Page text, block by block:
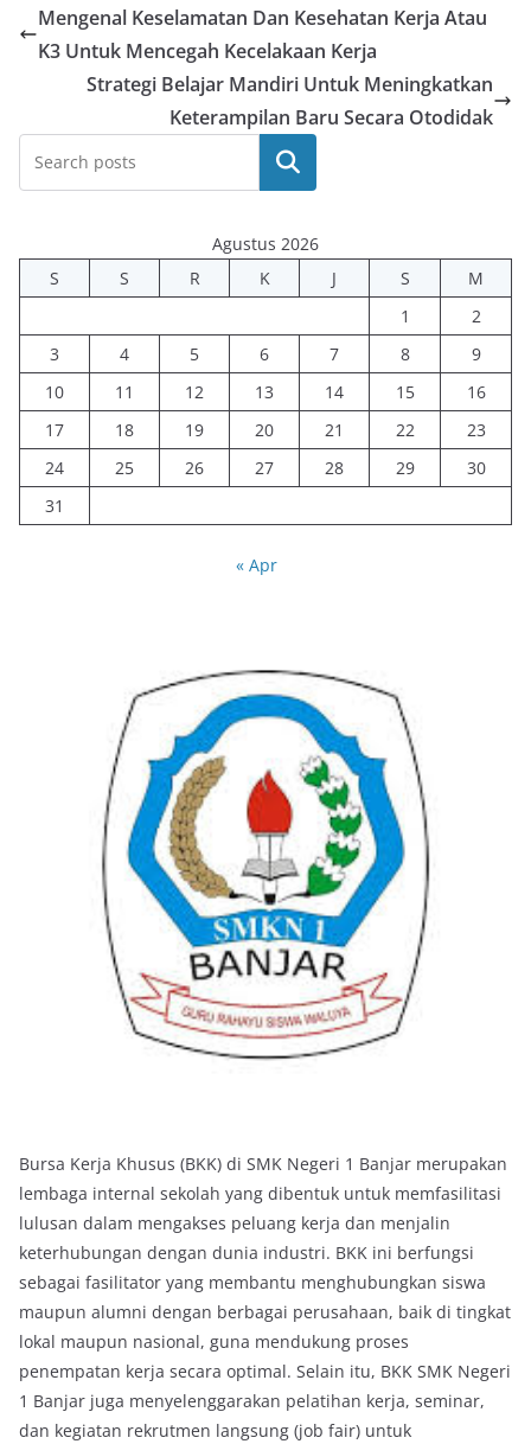
Mengenal Keselamatan Dan Kesehatan Kerja Atau
K3 Untuk Mencegah Kecelakaan Kerja
Strategi Belajar Mandiri Untuk Meningkatkan
Keterampilan Baru Secara Otodidak
Cari
Agustus 2026
S
S R K J S
M
1
2
3
4 5 6 7 8
9
10
11 12 13 14 15
16
17
18 19 20 21 22
23
24
25 26 27 28 29
30
31
« Apr
Bursa Kerja Khusus (BKK) di SMK Negeri 1 Banjar merupakan
lembaga internal sekolah yang dibentuk untuk memfasilitasi
lulusan dalam mengakses peluang kerja dan menjalin
keterhubungan dengan dunia industri. BKK ini berfungsi
sebagai fasilitator yang membantu menghubungkan siswa
maupun alumni dengan berbagai perusahaan, baik di tingkat
lokal maupun nasional, guna mendukung proses
penempatan kerja secara optimal. Selain itu, BKK SMK Negeri
1 Banjar juga menyelenggarakan pelatihan kerja, seminar,
dan kegiatan rekrutmen langsung (job fair) untuk